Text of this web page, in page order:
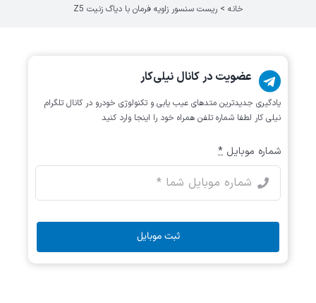
خانه >ریست سنسور زاویه فرمان با دیاگ زنیت Z5
عضویت در کانال نیلی‌کار
یادگیری جدیدترین متد‌های عیب یابی‌ و تکنولوژی خودرو در کانال تلگرام
نیلی کار لطفا شماره تلفن همراه خود را اینجا وارد کنید
شماره موبایل *
ثبت موبایل